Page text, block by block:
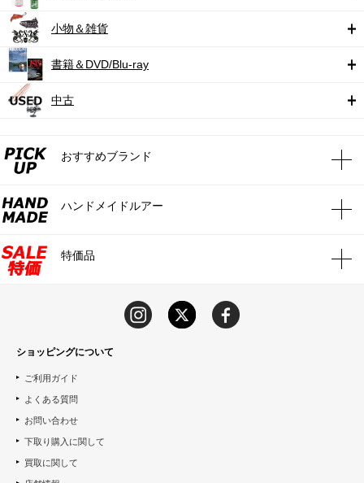
小物＆雑貨
書籍＆DVD/Blu-ray
中古
おすすめブランド
ハンドメイドルアー
特価品
ショッピングについて
ご利用ガイド
よくある質問
お問い合わせ
下取り購入に関して
買取に関して